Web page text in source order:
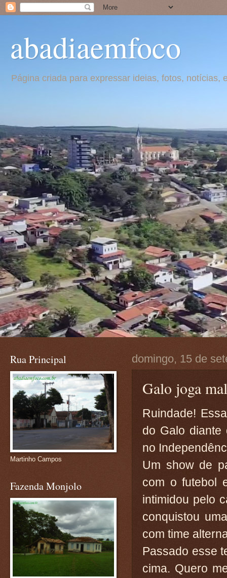
abadiaemfoco
Página criada para expressar ideias, fotos,
domingo, 15 de
Galo joga mal
Ruindade!
do Galo diante
no
Um show de
com o futebol
intimidou pelo
conquistou
com time
Passado esse
cima. Quero
Rua Principal
Martinho Campos
Fazenda Monjolo